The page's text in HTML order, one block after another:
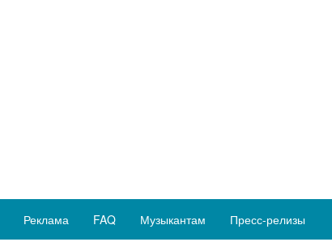
Реклама FAQ Музыкантам Пресс-релизы